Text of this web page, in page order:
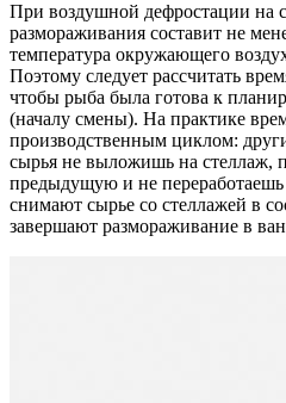
При воздушной дефростации на
размораживания составит не
температура окружающего
Поэтому следует рассчитать
чтобы рыба была готова к
(началу смены). На практике
производственным циклом:
сырья не выложишь на стеллаж,
предыдущую и не переработаешь
снимают сырье со стеллажей в
завершают размораживание в